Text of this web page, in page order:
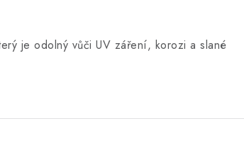
je odolný vůči UV záření, korozi a slané